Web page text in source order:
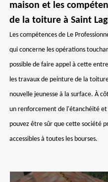
maison et les
de la toiture à Saint
Les compétences de Le
qui concerne les opérations
possible de faire appel à cette
les travaux de peinture de la
nouvelle jeunesse à la surface. À
un renforcement de l'étanchéité
pouvez être sûr que cette société
accessibles à toutes les bourses.